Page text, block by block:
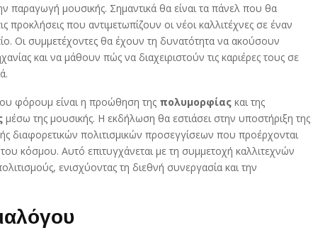
παραγωγή μουσικής. Σημαντικά θα είναι τα πάνελ που θα
προκλήσεις που αντιμετωπίζουν οι νέοι καλλιτέχνες σε έναν
Οι συμμετέχοντες θα έχουν τη δυνατότητα να ακούσουν
και να μάθουν πώς να διαχειριστούν τις καριέρες τους σε
φόρουμ είναι η προώθηση της πολυμορφίας και της
μέσω της μουσικής. Η εκδήλωση θα εστιάσει στην υποστήριξη της
διαφορετικών πολιτισμικών προσεγγίσεων που προέρχονται
κόσμου. Αυτό επιτυγχάνεται με τη συμμετοχή καλλιτεχνών
ενισχύοντας τη διεθνή συνεργασία και την